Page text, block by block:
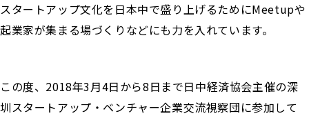
スタートアップ文化を日本中で盛り上げるためにMeetupや
起業家が集まる場づくりなどにも力を入れています。
この度、2018年3月4日から8日まで日中経済協会主催の深
圳スタートアップ・ベンチャー企業交流視察団に参加して